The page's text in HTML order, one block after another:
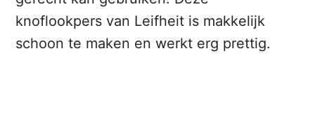
knoflookpers van Leifheit is makkelijk
schoon te maken en werkt erg prettig.